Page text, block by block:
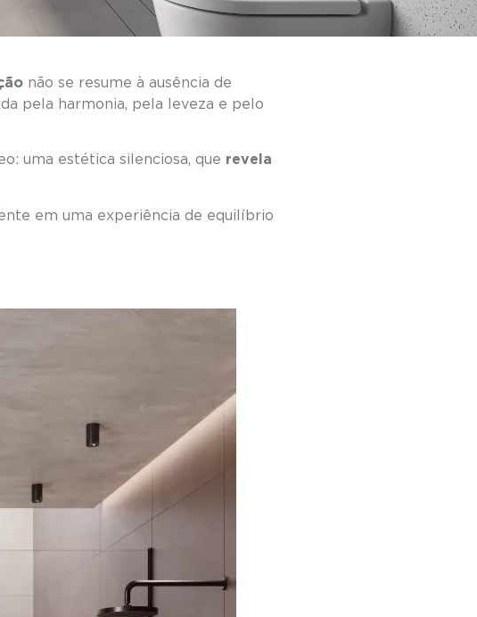
não se resume à ausência de
pela harmonia, pela leveza e pelo
uma estética silenciosa, que revela
em uma experiência de equilíbrio